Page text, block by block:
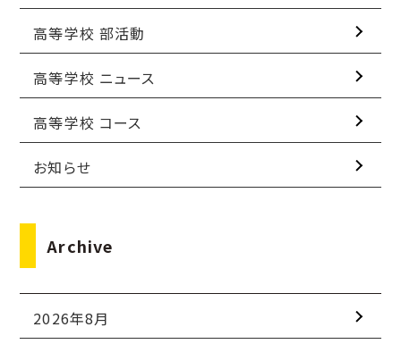
高等学校 部活動
高等学校 ニュース
高等学校 コース
お知らせ
Archive
2026年8月